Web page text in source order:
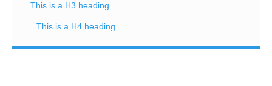
This is a H3 heading
This is a H4 heading